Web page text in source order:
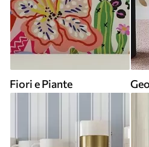
Fiori e Piante